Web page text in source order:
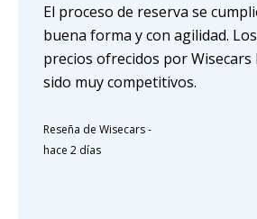
El proceso de reserva se
buena forma y con agilidad. Los
precios ofrecidos por Wisecars
sido muy competitivos.
Reseña de Wisecars-
hace 2 días